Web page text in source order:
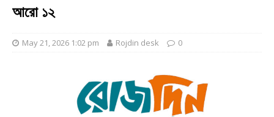
আরো ১২
May 21, 2026 1:02 pm Rojdin desk 0